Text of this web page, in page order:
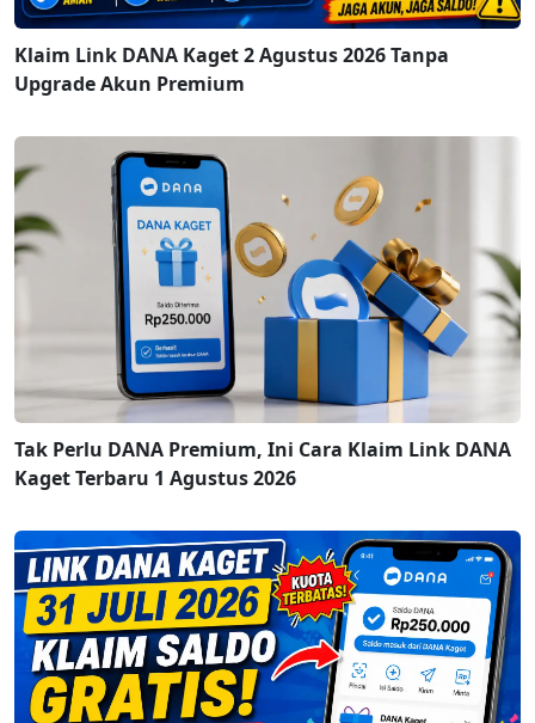
Klaim Link DANA Kaget 2 Agustus 2026 Tanpa
Upgrade Akun Premium
Tak Perlu DANA Premium, Ini Cara Klaim Link DANA
Kaget Terbaru 1 Agustus 2026